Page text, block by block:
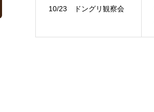
10/23 ドングリ観察会